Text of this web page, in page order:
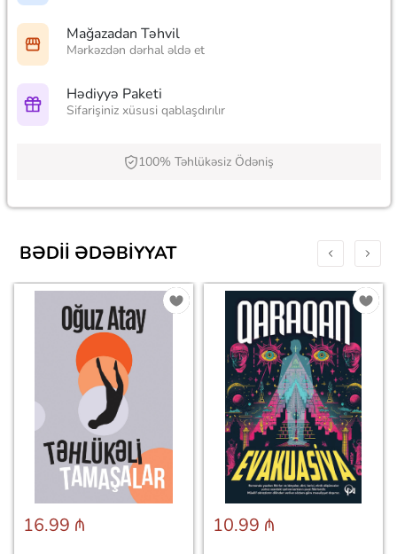
Mağazadan Təhvil
Mərkəzdən dərhal əldə et
Hədiyyə Paketi
Sifarişiniz xüsusi qablaşdırılır
100% Təhlükəsiz Ödəniş
BƏDII ƏDƏBIYYAT
16.99 ₼ 10.99 ₼